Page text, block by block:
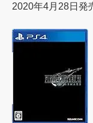
2020年4月28日発